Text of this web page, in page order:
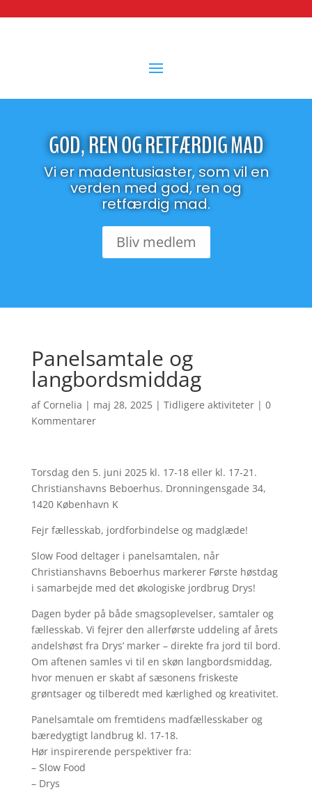
GOD, REN OG RETFÆRDIG MAD
Vi er madentusiaster, som vil en
verden med god, ren og
retfærdig mad.
Bliv medlem
Panelsamtale og
langbordsmiddag
af Cornelia | maj 28, 2025| Tidligere aktiviteter| 0
Kommentarer
Torsdag den 5. juni 2025 kl. 17-18 eller kl. 17-21.
Christianshavns Beboerhus. Dronningensgade 34,
1420 København K
Fejr fællesskab, jordforbindelse og madglæde!
Slow Food deltager i panelsamtalen, når
Christianshavns Beboerhus markerer Første høstdag
i samarbejde med det økologiske jordbrug Drys!
Dagen byder på både smagsoplevelser, samtaler og
fællesskab. Vi fejrer den allerførste uddeling af årets
andelshøst fra Drys’ marker – direkte fra jord til bord.
Om aftenen samles vi til en skøn langbordsmiddag,
hvor menuen er skabt af sæsonens friskeste
grøntsager og tilberedt med kærlighed og kreativitet.
Panelsamtale om fremtidens madfællesskaber og
bæredygtigt landbrug kl. 17-18.
Hør inspirerende perspektiver fra:
– Slow Food
– Drys